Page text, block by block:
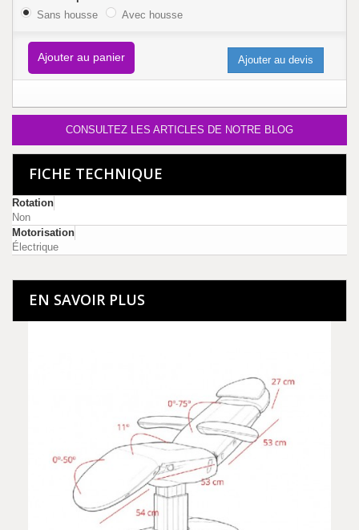
Sans housse
Avec housse
Ajouter au panier Ajouter au devis
CONSULTEZ LES ARTICLES DE NOTRE BLOG
FICHE TECHNIQUE
Rotation
Non
Motorisation
Électrique
EN SAVOIR PLUS